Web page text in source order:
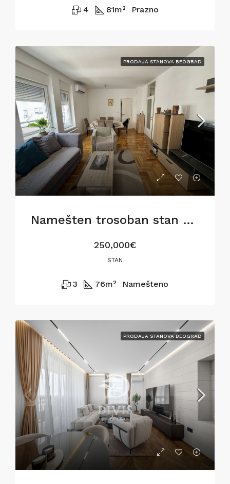
4 81m² Prazno
PRODAJA STANOVA BEOGRAD
Namešten trosoban stan u Gostivarskoj ulici,76m2
250,000€
STAN
3 76m² Namešteno
PRODAJA STANOVA BEOGRAD